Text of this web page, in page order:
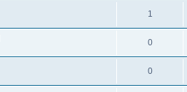
1
0
0